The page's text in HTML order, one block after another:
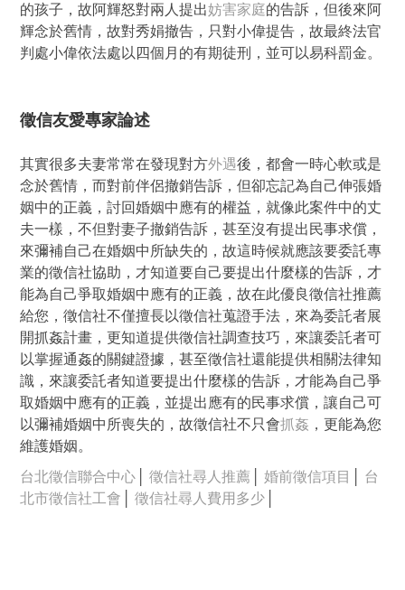
的孩子，故阿輝怒對兩人提出妨害家庭的告訴，但後來阿
輝念於舊情，故對秀娟撤告，只對小偉提告，故最終法官
判處小偉依法處以四個月的有期徒刑，並可以易科罰金。
徵信友愛專家論述
其實很多夫妻常常在發現對方外遇後，都會一時心軟或是
念於舊情，而對前伴侶撤銷告訴，但卻忘記為自己伸張婚
姻中的正義，討回婚姻中應有的權益，就像此案件中的丈
夫一樣，不但對妻子撤銷告訴，甚至沒有提出民事求償，
來彌補自己在婚姻中所缺失的，故這時候就應該要委託專
業的徵信社協助，才知道要自己要提出什麼樣的告訴，才
能為自己爭取婚姻中應有的正義，故在此優良徵信社推薦
給您，徵信社不僅擅長以徵信社蒐證手法，來為委託者展
開抓姦計畫，更知道提供徵信社調查技巧，來讓委託者可
以掌握通姦的關鍵證據，甚至徵信社還能提供相關法律知
識，來讓委託者知道要提出什麼樣的告訴，才能為自己爭
取婚姻中應有的正義，並提出應有的民事求償，讓自己可
以彌補婚姻中所喪失的，故徵信社不只會抓姦 ，更能為您
維護婚姻。
台北徵信聯合中心 │徵信社尋人推薦 │婚前徵信項目
台
北市徵信社工會 │徵信社尋人費用多少